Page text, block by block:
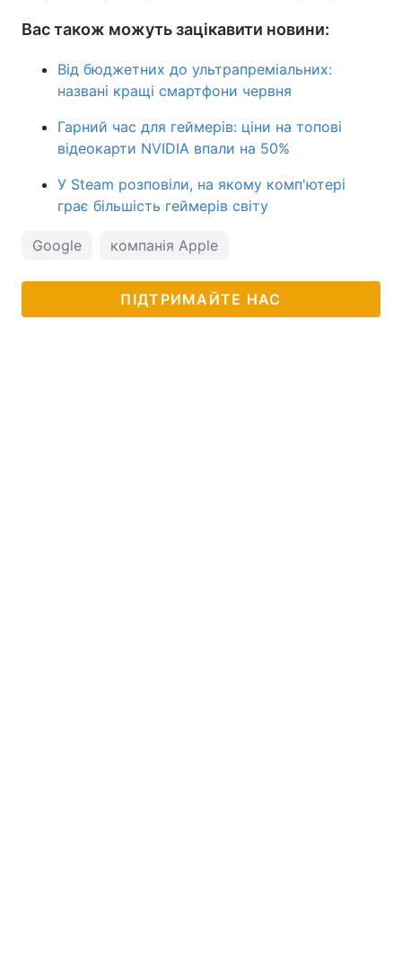
Вас також можуть зацікавити новини:
Від бюджетних до ультрапреміальних:
названі кращі смартфони червня
Гарний час для геймерів: ціни на топові
відеокарти NVIDIA впали на 50%
У Steam розповіли, на якому комп'ютері
грає більшість геймерів світу
Google компанія Apple
ПІДТРИМАЙТЕ НАС